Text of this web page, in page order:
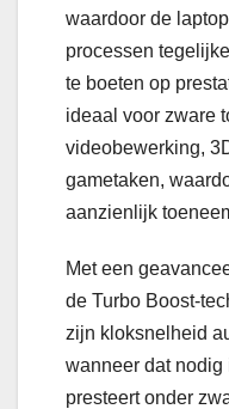
waardoor de
processen
te boeten op
ideaal voor zware
videobewerking,
gametaken,
aanzienlijk
Met een
de Turbo Boost-
zijn kloksnelheid
wanneer dat nodig
presteert onder